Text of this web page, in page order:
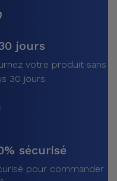
jours
votre produit sans
30 jours.
sécurisé
pour commander